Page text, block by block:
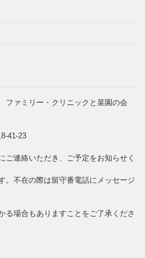
ァミリー・クリニックと菜園の会
41-23
ご連絡いただき、ご予定をお知らせく
。不在の際は留守番電話にメッセージ
場合もありますことをご了承くださ